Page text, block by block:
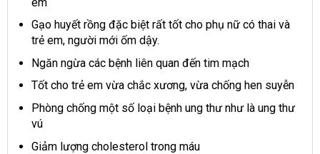
Gạo huyết rồng đặc biệt rất tốt cho phụ nữ có thai và
trẻ em, người mới ốm dậy.
Ngăn ngừa các bệnh liên quan đến tim mạch
Tốt cho trẻ em vừa chắc xương, vừa chống hen suyễn
Phòng chống một số loại bệnh ung thư như là ung thư
vú
Giảm lượng cholesterol trong máu